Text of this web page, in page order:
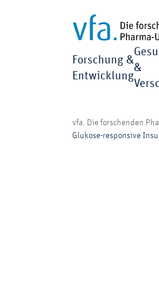
Forschung &
Entwicklung
&
vfa. Die forschenden
Glukose-responsive